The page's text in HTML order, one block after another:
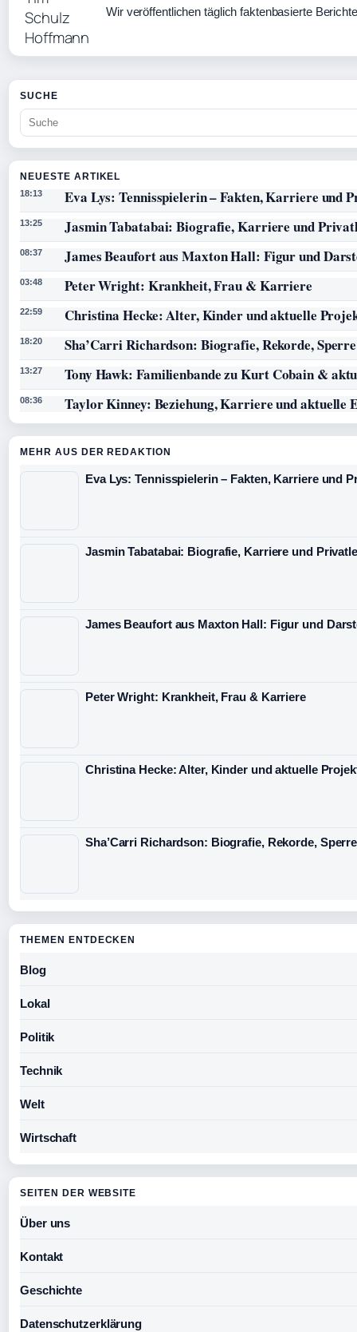
Wir veröffentlichen täglich faktenbasierte
SUCHE
NEUESTE ARTIKEL
18:13 Eva Lys: Tennisspielerin – Fakten, Karriere und
13:25 Jasmin Tabatabai: Biografie, Karriere und
08:37 James Beaufort aus Maxton Hall: Figur und
03:48 Peter Wright: Krankheit, Frau & Karriere
22:59 Christina Hecke: Alter, Kinder und aktuelle
18:20 Sha’Carri Richardson: Biografie, Rekorde,
13:27 Tony Hawk: Familienbande zu Kurt Cobain &
08:36 Taylor Kinney: Beziehung, Karriere und aktuelle
MEHR AUS DER REDAKTION
Eva Lys: Tennisspielerin – Fakten, Karriere und
Jasmin Tabatabai: Biografie, Karriere und
James Beaufort aus Maxton Hall: Figur und
Peter Wright: Krankheit, Frau & Karriere
Christina Hecke: Alter, Kinder und aktuelle
Sha’Carri Richardson: Biografie, Rekorde,
THEMEN ENTDECKEN
Blog
Lokal
Politik
Technik
Welt
Wirtschaft
SEITEN DER WEBSITE
Über uns
Kontakt
Geschichte
Datenschutzerklärung